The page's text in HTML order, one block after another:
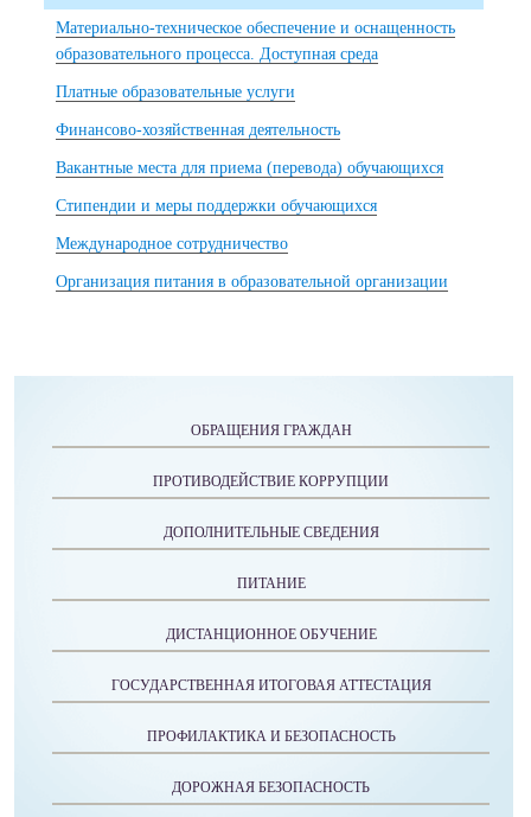
Материально-техническое обеспечение и оснащенность
образовательного процесса. Доступная среда
Платные образовательные услуги
Финансово-хозяйственная деятельность
Вакантные места для приема (перевода) обучающихся
Стипендии и меры поддержки обучающихся
Международное сотрудничество
Организация питания в образовательной организации
ОБРАЩЕНИЯ ГРАЖДАН
ПРОТИВОДЕЙСТВИЕ КОРРУПЦИИ
ДОПОЛНИТЕЛЬНЫЕ СВЕДЕНИЯ
ПИТАНИЕ
ДИСТАНЦИОННОЕ ОБУЧЕНИЕ
ГОСУДАРСТВЕННАЯ ИТОГОВАЯ АТТЕСТАЦИЯ
ПРОФИЛАКТИКА И БЕЗОПАСНОСТЬ
ДОРОЖНАЯ БЕЗОПАСНОСТЬ